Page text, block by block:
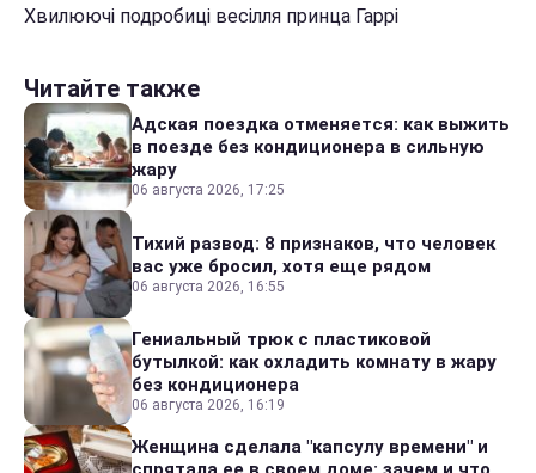
Хвилюючі подробиці весілля принца Гаррі
Читайте также
Адская поездка отменяется: как выжить
в поезде без кондиционера в сильную
жару
06 августа 2026, 17:25
Тихий развод: 8 признаков, что человек
вас уже бросил, хотя еще рядом
06 августа 2026, 16:55
Гениальный трюк с пластиковой
бутылкой: как охладить комнату в жару
без кондиционера
06 августа 2026, 16:19
Женщина сделала "капсулу времени" и